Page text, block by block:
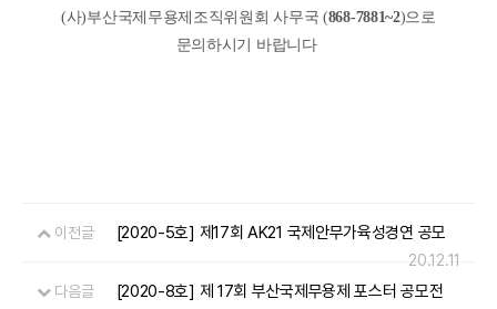
(사)부산국제무용제조직위원회 사무국 (868-7881~2)으로
문의하시기 바랍니다
이전글 [2020-5호] 제17회 AK21 국제안무가육성경연 공모
20.12.11
다음글
[2020-8호] 제 17회 부산국제무용제 포스터 공모전